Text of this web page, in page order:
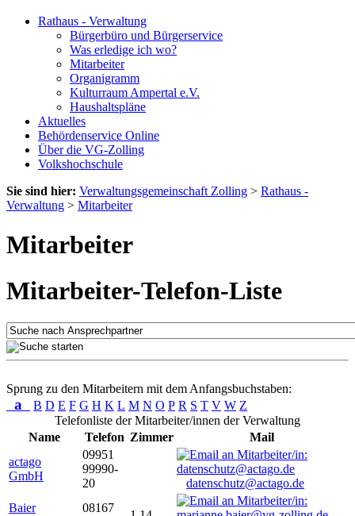
Rathaus - Verwaltung
Bürgerbüro und Bürgerservice
Was erledige ich wo?
Mitarbeiter
Organigramm
Kulturraum Ampertal e.V.
Haushaltspläne
Aktuelles
Behördenservice Online
Über die VG-Zolling
Volkshochschule
Sie sind hier: Verwaltungsgemeinschaft Zolling > Rathaus -
Verwaltung > Mitarbeiter
Mitarbeiter
Mitarbeiter-Telefon-Liste
Sprung zu den Mitarbeitern mit dem Anfangsbuchstaben:
a B D E F G H K L M N O P R S T V W Z
Telefonliste der Mitarbeiter/innen der Verwaltung
Name
Telefon Zimmer
Mail
actago
GmbH
09951
99990-
20
datenschutz@actago.de
Baier
08167